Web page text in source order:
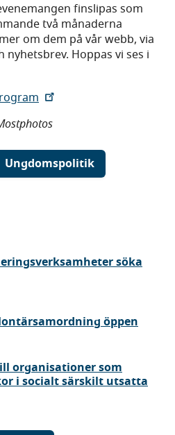
finslipas som
två månaderna
om dem på vår webb, via
nyhetsbrev. Hoppas vi ses i
Ungdomspolitik
söka
öppen
organisationer som
i socialt särskilt utsatta